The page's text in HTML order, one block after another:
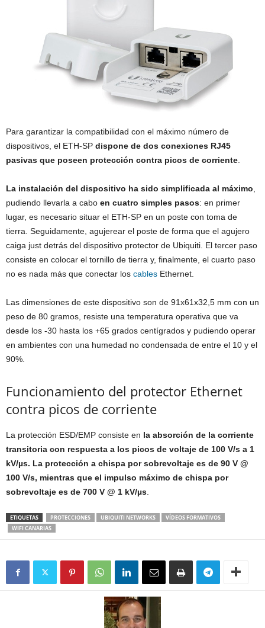
Para garantizar la compatibilidad con el máximo número de
dispositivos, el ETH-SP dispone de dos conexiones RJ45
pasivas que poseen protección contra picos de corriente
La instalación del dispositivo ha sido simplificada al máximo
pudiendo llevarla a cabo en cuatro simples pasos: en primer
lugar, es necesario situar el ETH-SP en un poste con toma de
tierra. Seguidamente, agujerear el poste de forma que el agujero
caiga just detrás del dispositivo protector de Ubiquiti. El tercer paso
consiste en colocar el tornillo de tierra y, finalmente, el cuarto paso
no es nada más que conectar los cables Ethernet.
Las dimensiones de este dispositivo son de 91x61x32,5 mm con un
peso de 80 gramos, resiste una temperatura operativa que va
desde los -30 hasta los +65 grados centígrados y pudiendo operar
en ambientes con una humedad no condensada de entre el 10 y el
90%.
Funcionamiento del protector Ethernet
contra picos de corriente
La protección ESD/EMP consiste en la absorción de la corriente
transitoria con respuesta a los picos de voltaje de 100 V/s a 1
kV/µs. La protección a chispa por sobrevoltaje es de 90 V @
100 V/s, mientras que el impulso máximo de chispa por
sobrevoltaje es de 700 V @ 1 kV/µs
ETIQUETAS PROTECCIONES UBIQUITI NETWORKS
VÍDEOS FORMATIVOS
WIFI CANARIAS